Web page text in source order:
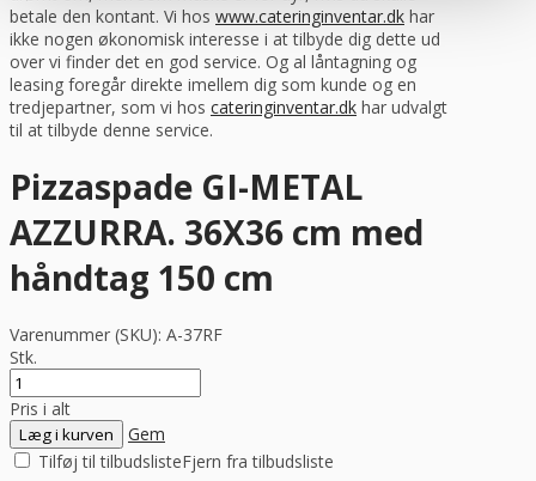
betale den kontant. Vi hos www.cateringinventar.dk har
ikke nogen økonomisk interesse i at tilbyde dig dette ud
over vi finder det en god service. Og al låntagning og
leasing foregår direkte imellem dig som kunde og en
tredjepartner, som vi hos cateringinventar.dk har udvalgt
til at tilbyde denne service.
Pizzaspade GI-METAL
AZZURRA. 36X36 cm med
håndtag 150 cm
Varenummer (SKU): A-37RF
Stk.
Pris i alt
Læg i kurven
Gem
Tilføj til tilbudslisteFjern fra tilbudsliste